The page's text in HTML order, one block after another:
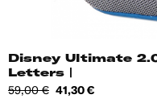
Disney Ultimate
Letters |
Tavahind
59,00 € Hind
41,30 €